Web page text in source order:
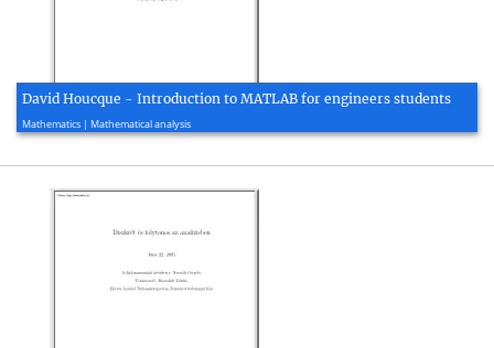
David Houcque - Introduction to MATLAB for engineers students
Mathematics | Mathematical analysis